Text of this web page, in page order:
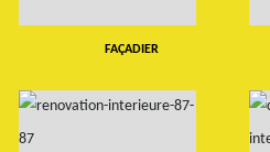
FAÇADIER